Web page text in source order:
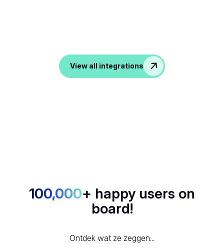
View all integrations
100,000+ happy users on
board!
Ontdek wat ze zeggen...